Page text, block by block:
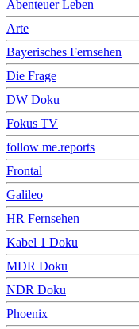
Abenteuer Leben
Arte
Bayerisches Fernsehen
Die Frage
DW Doku
Fokus TV
follow me.reports
Frontal
Galileo
HR Fernsehen
Kabel 1 Doku
MDR Doku
NDR Doku
Phoenix